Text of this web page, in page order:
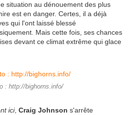
situation au dénouement des plus
est en danger. Certes, il a déjà
qui l'ont laissé blessé
Mais cette fois, ses chances
devant ce climat extrême qui glace
: http://bighorns.info/
ici, Craig Johnson s'arrête